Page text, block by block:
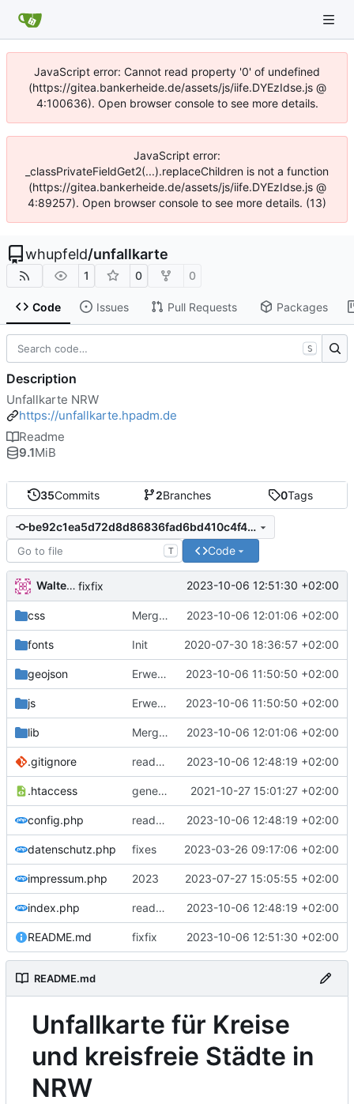
JavaScript error: Cannot read property '0' of undefined
(https://gitea.bankerheide.de/assets/js/iife.DYEzIdse.js @
4:100636). Open browser console to see more details.
JavaScript error:
_classPrivateFieldGet2(...).replaceChildren is not a function
(https://gitea.bankerheide.de/assets/js/iife.DYEzIdse.js @
4:89257). Open browser console to see more details. (13)
whupfeld/unfallkarte
1 0 0
Code Issues Pull Requests Packages
35Commits 2Branches 0Tags
be92c1ea5d72d8d86836fad6bd410c4f48fa39c5
T Code
Walter Hupfeld fixfix 2023-10-06 12:51:30 +02:00
css Merge branch 'generic' of https://
2023-10-06 12:01:06 +02:00
fonts Init 2020-07-30 18:36:57 +02:00
geojson Erweiterung der Kreise 2023-10-06 11:50:50 +02:00
js Erweiterung der Kreise 2023-10-06 11:50:50 +02:00
lib Merge branch 'generic' of https://
2023-10-06 12:01:06 +02:00
.gitignore readme 2023-10-06 12:48:19 +02:00
.htaccess generic start 2021-10-27 15:01:27 +02:00
config.php readme 2023-10-06 12:48:19 +02:00
datenschutz.php fixes 2023-03-26 09:17:06 +02:00
impressum.php 2023 2023-07-27 15:05:55 +02:00
index.php readme 2023-10-06 12:48:19 +02:00
README.md fixfix 2023-10-06 12:51:30 +02:00
README.md
Unfallkarte für Kreise
und kreisfreie Städte in
NRW
S
Description
Unfallkarte NRW
https://unfallkarte.hpadm.de
Readme
9.1MiB